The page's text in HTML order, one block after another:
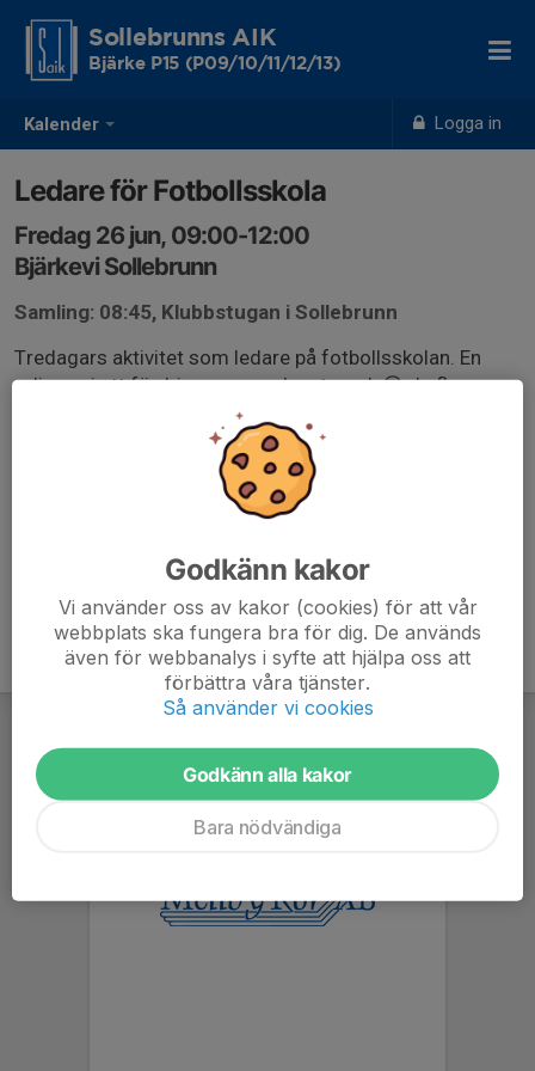
Kalender Logga in
Sollebrunns AIK
Bjärke P15 (P09/10/11/12/13)
Ledare för Fotbollsskola
Fredag 26 jun, 09:00-12:00
Bjärkevi Sollebrunn
Samling: 08:45, Klubbstugan i Sollebrunn
Tredagars aktivitet som ledare på fotbollsskolan. En
rolig grej att fördriva sommarlovet med. 😎 Ju fler som
Anmäler så snart ni vet om ni kan. Å kan man inte alla
dagar, så räcker det att anmäla sig til den/dem ni kan.
Godkänn kakor
Vi använder oss av kakor (cookies) för att vår
webbplats ska fungera bra för dig. De används
även för webbanalys i syfte att hjälpa oss att
förbättra våra tjänster.
Så använder vi cookies
Godkänn alla kakor
Bara nödvändiga